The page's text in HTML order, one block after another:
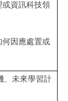
或資訊科技領
何因應處置或
、未來學習計